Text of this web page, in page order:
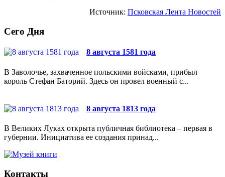
Источник: Псковская Лента Новостей
Сего Дня
8 августа 1581 года
В Заволочье, захваченное польскими войсками, прибыл
король Стефан Баторий. Здесь он провел военный с...
8 августа 1813 года
В Великих Луках открыта публичная библиотека – первая в
губернии. Инициатива ее создания принад...
Контакты